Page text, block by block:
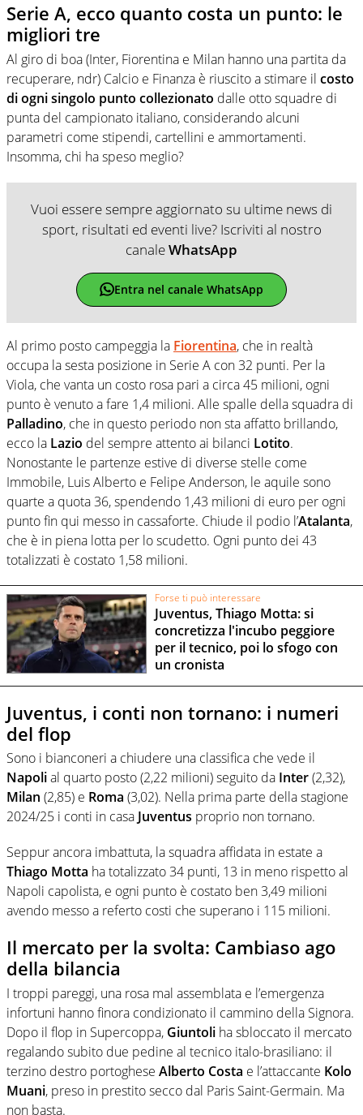
Serie A, ecco quanto costa un punto: le
migliori tre
Al giro di boa (Inter, Fiorentina e Milan hanno una partita da
recuperare, ndr) Calcio e Finanza è riuscito a stimare il costo
di ogni singolo punto collezionato dalle otto squadre di
punta del campionato italiano, considerando alcuni
parametri come stipendi, cartellini e ammortamenti.
Insomma, chi ha speso meglio?
Vuoi essere sempre aggiornato su ultime news di
sport, risultati ed eventi live? Iscriviti al nostro
canaleWhatsApp
Entra nel canale WhatsApp
Al primo posto campeggia la Fiorentina, che in realtà
occupa la sesta posizione in Serie A con 32 punti. Per la
Viola, che vanta un costo rosa pari a circa 45 milioni, ogni
punto è venuto a fare 1,4 milioni. Alle spalle della squadra di
Palladino, che in questo periodo non sta affatto brillando,
ecco la Lazio del sempre attento ai bilanci Lotito.
Nonostante le partenze estive di diverse stelle come
Immobile, Luis Alberto e Felipe Anderson, le aquile sono
quarte a quota 36, spendendo 1,43 milioni di euro per ogni
punto fin qui messo in cassaforte. Chiude il podio l’Atalanta,
che è in piena lotta per lo scudetto. Ogni punto dei 43
totalizzati è costato 1,58 milioni.
Forse ti può interessare
Juventus, Thiago Motta: si
concretizza l'incubo peggiore
per il tecnico, poi lo sfogo con
un cronista
Juventus, i conti non tornano: i numeri
del flop
Sono i bianconeri a chiudere una classifica che vede il
Napolial quarto posto (2,22 milioni) seguito da Inter(2,32),
Milan (2,85) e Roma (3,02). Nella prima parte della stagione
2024/25 i conti in casa Juventus proprio non tornano.
Seppur ancora imbattuta, la squadra affidata in estate a
Thiago Motta ha totalizzato 34 punti, 13 in meno rispetto al
Napoli capolista, e ogni punto è costato ben 3,49 milioni
avendo messo a referto costi che superano i 115 milioni.
Il mercato per la svolta: Cambiaso ago
della bilancia
I troppi pareggi, una rosa mal assemblata e l’emergenza
infortuni hanno finora condizionato il cammino della Signora.
Dopo il flop in Supercoppa, Giuntoli ha sbloccato il mercato
regalando subito due pedine al tecnico italo-brasiliano: il
terzino destro portoghese Alberto Costa e l’attaccante Kolo
Muani, preso in prestito secco dal Paris Saint-Germain. Ma
non basta.